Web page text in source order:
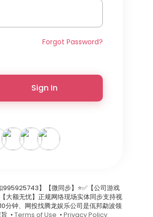
Forgot Password?
Sign In
】【微同步】⭐️✅【公司游戏
额无忧】正规网络现场实体同步支持视
分钟、网投找腾龙娱乐公司是佤邦勐波领
• Terms of Use • Privacy Policy